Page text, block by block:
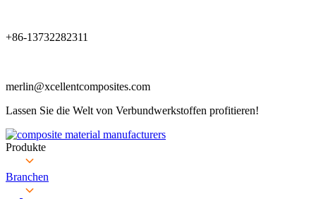
+86-13732282311
merlin@xcellentcomposites.com
Lassen Sie die Welt von Verbundwerkstoffen profitieren!
Produkte
Branchen